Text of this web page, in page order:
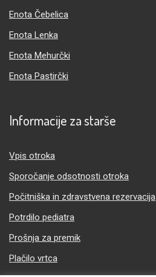
Enota Čebelica
Enota Lenka
Enota Mehurčki
Enota Pastirčki
Informacije za starše
Vpis otroka
Sporočanje odsotnosti otroka
Počitniška in zdravstvena rezervacija
Potrdilo pediatra
Prošnja za premik
Plačilo vrtca